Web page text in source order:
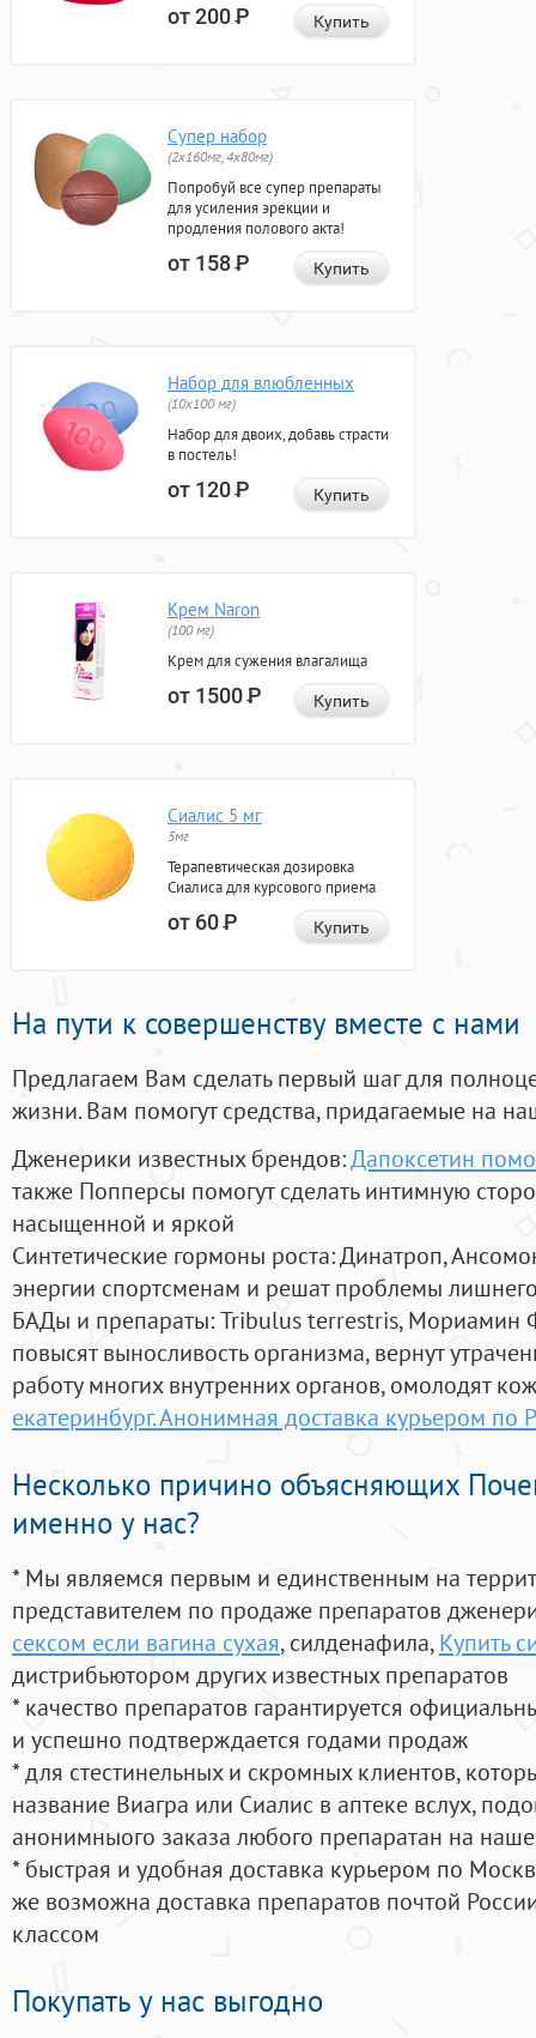
от 200Р Купить
Супер набор
(2х160мг, 4х80мг)
Попробуй все супер препараты
для усиления эрекции и
продления полового акта!
от 158Р Купить
Набор для влюбленных
(10х100 мг)
Набор для двоих, добавь страсти
в постель!
от 120Р Купить
Крем Naron
(100 мг)
Крем для сужения влагалища
от 1500Р Купить
Сиалис 5 мг
5мг
Терапевтическая дозировка
Сиалиса для курсового приема
от 60Р Купить
На пути к совершенству вместе с нами
Предлагаем Вам сделать первый шаг для
жизни. Вам помогут средства, придагаемые на
Дженерики известных брендов:Дапоксетин
также Попперсы помогут сделать интимную
насыщенной и яркой
Синтетические гормоны роста: Динатроп,
энергии спортсменам и решат проблемы
БАДы и препараты:Tribulus terrestris, Мориамин
повысят выносливость организма, вернут
работу многих внутренних органов, омолодят
екатеринбург. Анонимная доставка курьером по
Несколько причино объясняющих
именно у нас?
* Мы являемся первым и единственным на
представителем по продаже препаратов
сексом если вагина сухая, силденафила, Купить
дистрибьютором других известных препаратов
* качество препаратов гарантируется
и успешно подтверждается годами продаж
* для стестинельных и скромных клиентов,
название Виагра или Сиалис в аптеке вслух,
анонимныого заказа любого препаратан на
* быстрая и удобная доставка курьером по
же возможна доставка препаратов почтой
классом
Покупать у нас выгодно